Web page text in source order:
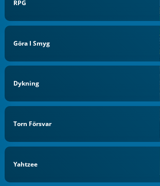
RPG
Göra I Smyg
Dykning
Torn Försvar
Yahtzee